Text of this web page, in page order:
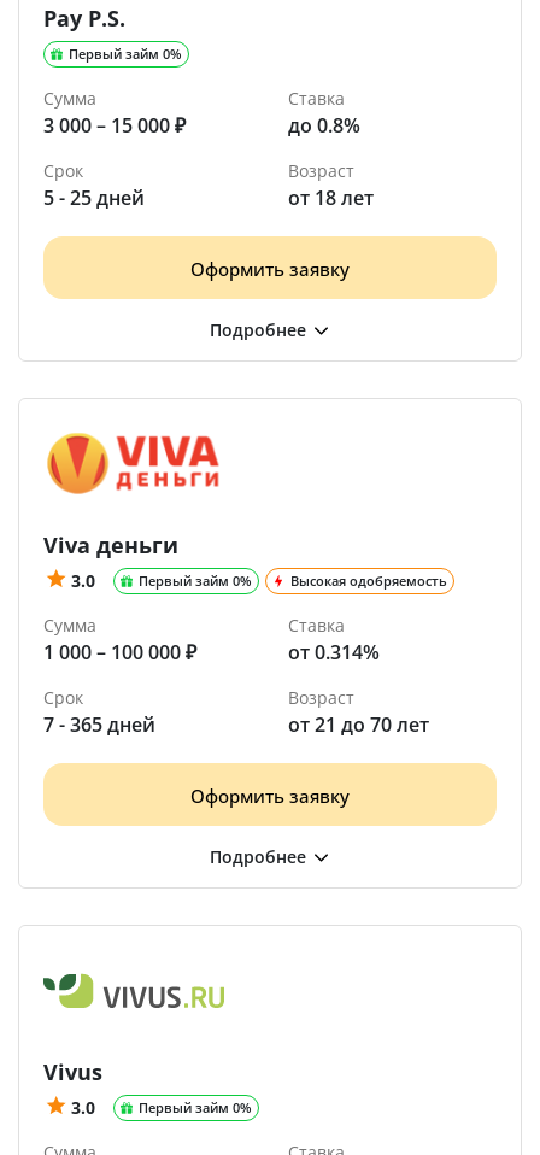
Pay P.S.
Первый займ 0%
Сумма
3 000 – 15 000 ₽
Ставка
до 0.8%
Срок
5 - 25 дней
Возраст
от 18 лет
Оформить заявку
Viva деньги
3.0 Первый займ 0% Высокая одобряемость
Сумма
1 000 – 100 000 ₽
Ставка
от 0.314%
Срок
7 - 365 дней
Возраст
от 21 до 70 лет
Оформить заявку
Vivus
3.0 Первый займ 0%